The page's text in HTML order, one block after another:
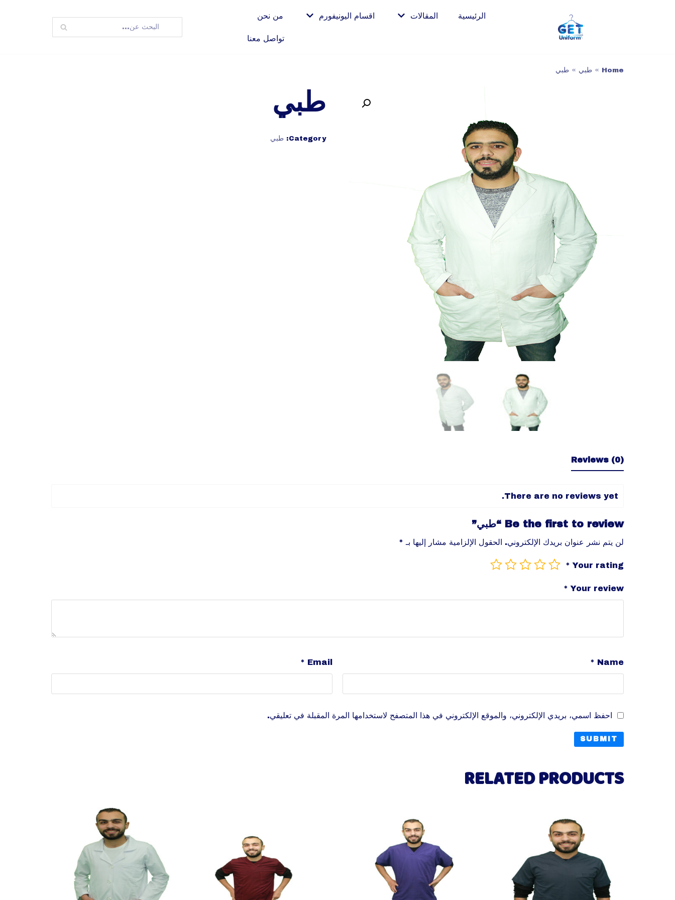
الرئيسية المقالات اقسام اليونيفورم من نحن
تواصل معنا
Home
» طبي » طبي
طبي
Category: طبي
Reviews (0)
There are no reviews yet.
Be the first to review “طبي”
لن يتم نشر عنوان بريدك الإلكتروني. الحقول الإلزامية مشار إليها بـ *
Your rating
*
Your review
*
Name
*
Email
*
احفظ اسمي، بريدي الإلكتروني، والموقع الإلكتروني في هذا المتصفح لاستخدامها المرة المقبلة في تعليقي.
RELATED PRODUCTS